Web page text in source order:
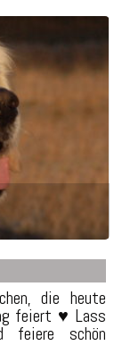
die heute
feiert ♥ Lass
feiere schön